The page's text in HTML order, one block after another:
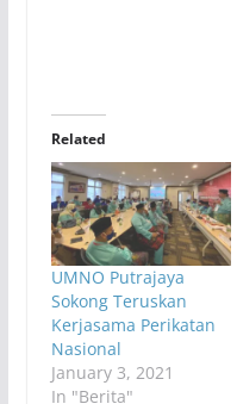
Related
UMNO Putrajaya
Sokong Teruskan
Kerjasama Perikatan
Nasional
January 3, 2021
In "Berita"